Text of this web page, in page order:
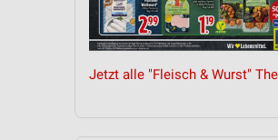
Jetzt alle "Fleisch & Wurst"